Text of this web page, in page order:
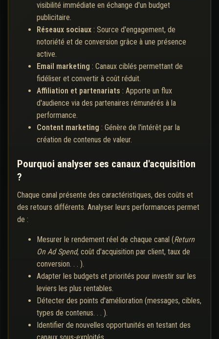
visibilité immédiate en échange d'un budget
publicitaire.
Réseaux sociaux : Source d'engagement, de
notoriété et de conversion grâce à une présence
active.
Email marketing : Canaux ciblés permettant de
fidéliser et convertir à coût réduit.
Affiliation et partenariats : Apporte un flux
d'audience via des partenaires rémunérés à la
performance.
Content marketing : Génère de l'intérêt par la
création de contenus de valeur.
Pourquoi analyser ses canaux d'acquisition
?
Chaque canal présente des caractéristiques, des coûts et
des retours différents. Analyser leurs performances permet
de :
Mesurer le rendement réel de chaque canal (Return
On Ad Spend, coût d'acquisition par client, taux de
conversion. . . ).
Adapter les budgets et priorités pour investir sur les
leviers les plus rentables.
Détecter des points d'amélioration (messages, cibles,
types de contenus. . . ).
Identifier de nouvelles opportunités en testant des